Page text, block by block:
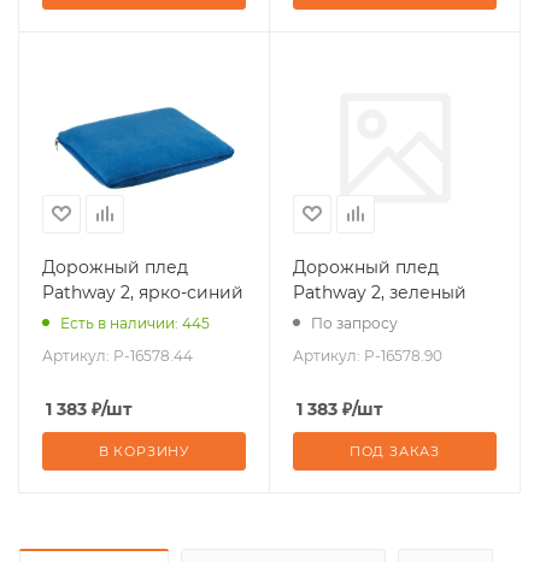
Дорожный плед
Pathway 2, ярко-синий
Есть в наличии: 445
Артикул: P-16578.44
1 383 ₽/шт
В КОРЗИНУ
Дорожный плед
Pathway 2, зеленый
По запросу
Артикул: P-16578.90
1 383 ₽/шт
ПОД ЗАКАЗ